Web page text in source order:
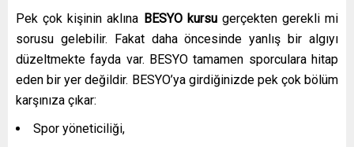
Pek çok kişinin aklına BESYO kursu gerçekten gerekli mi
sorusu gelebilir. Fakat daha öncesinde yanlış bir algıyı
düzeltmekte fayda var. BESYO tamamen sporculara hitap
eden bir yer değildir. BESYO’ya girdiğinizde pek çok bölüm
karşınıza çıkar:
Spor yöneticiliği,